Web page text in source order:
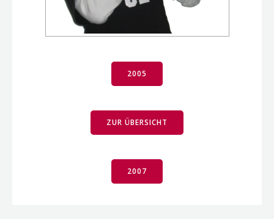
2005
ZUR ÜBERSICHT
2007